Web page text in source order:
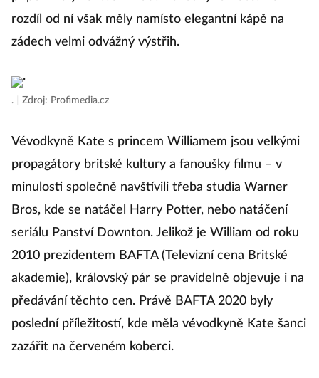
rozdíl od ní však měly namísto elegantní kápě na
zádech velmi odvážný výstřih.
. Zdroj: Profimedia.cz
Vévodkyně Kate s princem Williamem jsou velkými
propagátory britské kultury a fanoušky filmu – v
minulosti společně navštívili třeba studia Warner
Bros, kde se natáčel Harry Potter, nebo natáčení
seriálu Panství Downton. Jelikož je William od roku
2010 prezidentem BAFTA (Televizní cena Britské
akademie), královský pár se pravidelně objevuje i na
předávání těchto cen. Právě BAFTA 2020 byly
poslední příležitostí, kde měla vévodkyně Kate šanci
zazářit na červeném koberci.